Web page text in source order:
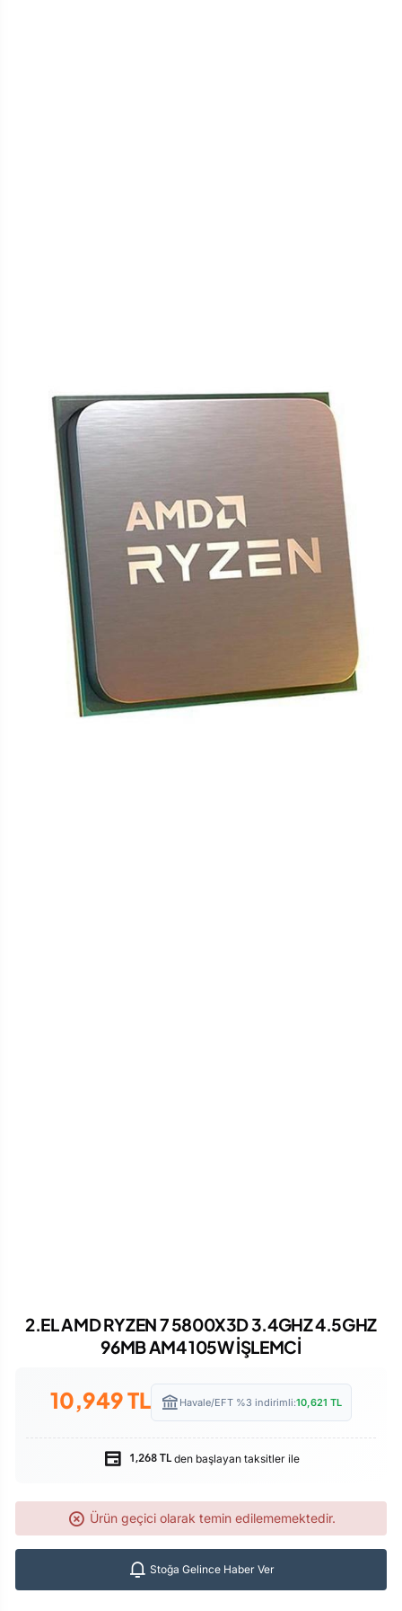
2.EL AMD RYZEN 7 5800X3D 3.4GHZ 4.5GHZ
96MB AM4 105W İŞLEMCİ
10,949TL Havale/EFT %3 indirimli:10,621 TL
1,268 TLden başlayan taksitler ile
Ürün geçici olarak temin edilememektedir.
Stoğa Gelince Haber Ver